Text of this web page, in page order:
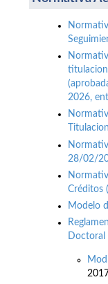
2026,
28/02/
Créditos
Modelo
Doctoral